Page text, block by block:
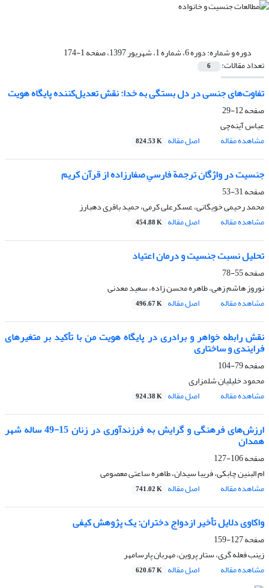
دوره و شماره:دوره 6، شماره 1، شهریور 1397، صفحه 1-174
تعداد مقالات: 6
تفاوت‌های جنسی در دل بستگی به خدا: نقش تعدیل‌کننده پایگاه هویت
صفحه12-29
عباس آینه‌چی
مشاهده مقاله
اصل مقاله 824.53 K
جنسیت در واژگان ترجمة فارسیِ صفارزاده از قرآن کریم
صفحه31-53
محمد رحیمی خویگانی، عسکرعلی کرمی، حمید باقری دهبارز
مشاهده مقاله
اصل مقاله 454.88 K
تحلیل نسبت جنسیت و درمان اعتیاد
صفحه55-78
نوروز هاشم زهی، طاهره محسن زاده، سعید معدنی
مشاهده مقاله
اصل مقاله 496.67 K
نقش رابطه خواهر و برادری در پایگاه هویت من با تأکید بر متغیرهای
فرایندی و ساختاری
صفحه79-104
محمود خلیلیان شلمزاری
مشاهده مقاله
اصل مقاله 924.38 K
ارزش‌های فرهنگی و گرایش به فرزندآوری در زنان 15-49 ساله شهر
همدان
صفحه106-127
ام البنین چابکی، فریبا سیدان، طاهره ساعتی معصومی
مشاهده مقاله
اصل مقاله 741.02 K
واکاوی دلایل تأخیر ازدواج دختران: یک پژوهش کیفی
صفحه127-159
زینب فعله گری، ستار پروین، مهربان پارسامهر
مشاهده مقاله
اصل مقاله 620.67 K